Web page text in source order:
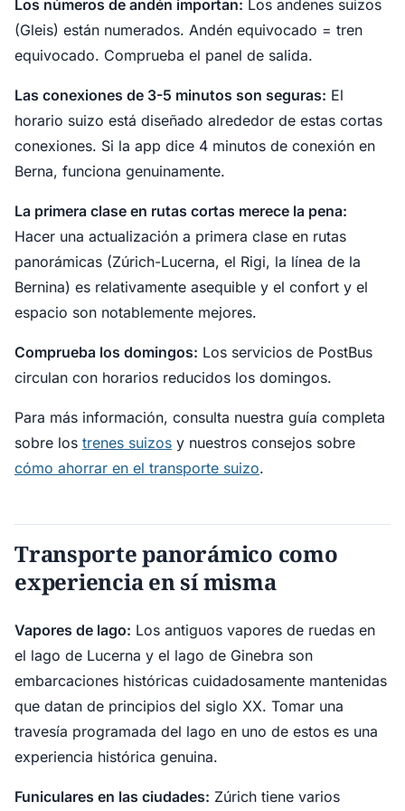
Los números de andén importan: Los andenes suizos
(Gleis) están numerados. Andén equivocado = tren
equivocado. Comprueba el panel de salida.
Las conexiones de 3-5 minutos son seguras: El
horario suizo está diseñado alrededor de estas cortas
conexiones. Si la app dice 4 minutos de conexión en
Berna, funciona genuinamente.
La primera clase en rutas cortas merece la pena:
Hacer una actualización a primera clase en rutas
panorámicas (Zúrich-Lucerna, el Rigi, la línea de la
Bernina) es relativamente asequible y el confort y el
espacio son notablemente mejores.
Comprueba los domingos: Los servicios de PostBus
circulan con horarios reducidos los domingos.
Para más información, consulta nuestra guía completa
sobre los trenes suizos y nuestros consejos sobre
cómo ahorrar en el transporte suizo.
Transporte panorámico como
experiencia en sí misma
Vapores de lago: Los antiguos vapores de ruedas en
el lago de Lucerna y el lago de Ginebra son
embarcaciones históricas cuidadosamente mantenidas
que datan de principios del siglo XX. Tomar una
travesía programada del lago en uno de estos es una
experiencia histórica genuina.
Funiculares en las ciudades: Zúrich tiene varios